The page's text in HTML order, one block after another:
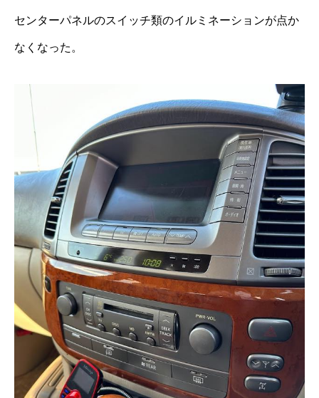
センターパネルのスイッチ類のイルミネーションが点か
なくなった。